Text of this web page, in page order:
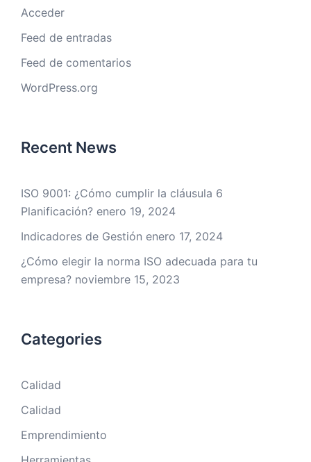
Acceder
Feed de entradas
Feed de comentarios
WordPress.org
Recent News
ISO 9001: ¿Cómo cumplir la cláusula 6
Planificación? enero 19, 2024
Indicadores de Gestión enero 17, 2024
¿Cómo elegir la norma ISO adecuada para tu
empresa? noviembre 15, 2023
Categories
Calidad
Calidad
Emprendimiento